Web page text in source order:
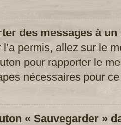
des messages à
l’a permis, allez sur le
pour rapporter le
nécessaires pour
« Sauvegarder »